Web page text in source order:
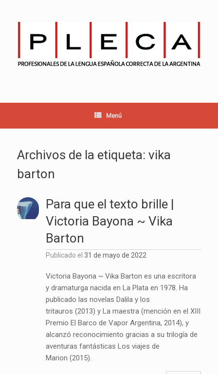
contenido
Menú
Archivos de la etiqueta: vika
barton
Para que el texto brille |
Victoria Bayona ~ Vika
Barton
Publicado el 31 de mayo de 2022
Victoria Bayona ~ Vika Barton es una escritora
y dramaturga nacida en La Plata en 1978. Ha
publicado las novelas Dalila y los
tritauros (2013) y La maestra (mención en el XIII
Premio El Barco de Vapor Argentina, 2014), y
alcanzó reconocimiento gracias a su trilogía de
aventuras fantásticas Los viajes de
Marion (2015).